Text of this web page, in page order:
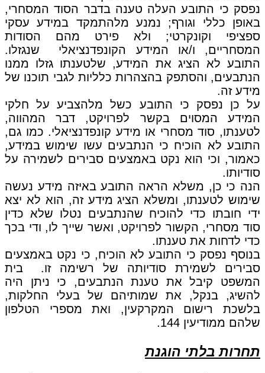
נפסק כי התובע העלה טענה בדבר הסוד המסחרי,
באופן כללי וגורף; נמנע מלהתמקד במידע עסקי
ספציפי וקונקרטי; ולא פירט מהם הסודות
המסחריים, ו/או המידע הקונפדנציאלי שנגזלו.
התובע לא הציג את המידע, שלטענתו גזלו ממנו
הנתבעים, והסתפק בהצהרות כלליות לגבי תוכנו של
מידע זה.
על כן נפסק כי התובע כשל מלהצביע על חלקי
המידע המסוים בקשר לפרויקט, דבר המהווה,
לטענתו, סוד מסחרי או מידע קונפדנציאלי. כמו גם,
התובע לא הוכיח כי הנתבעים עשו שימוש במידע,
כאמור, וכי הוא נקט באמצעים סבירים לשמירה על
סודיותו.
הנה כי כן, משלא הראה התובע באיזה מידע נעשה
שימוש לטענתו, ומשלא הציג מידע זה, הוא לא יצא
ידי חובתו כדי להוכיח שהנתבעים נטלו שלא כדין
סוד מסחרי, הקשור לפרויקט, ואשר שייך לו, ודי בכך
כדי לדחות את טענתו.
בנוסף נפסק כי התובע לא הוכיח, כי נקט באמצעים
סבירים לשמירת סודיותה של רשימה זו. בית
המשפט קיבל את טענת הנתבעים, כי ניתן היה
להשיג, בנקל, את שמותיהם של בעלי החלקות,
בלשכת רישום המקרקעין, ואת מספרי הטלפון
שלהם ממודיעין 144.
תחרות בלתי הוגנת